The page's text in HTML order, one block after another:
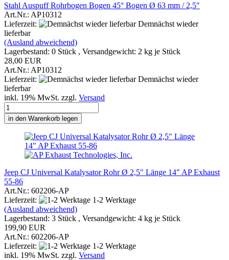
Stahl Auspuff Rohrbogen Bogen 45° Bogen Ø 63 mm / 2,5"
Art.Nr.: AP10312
Lieferzeit:
Demnächst wieder
lieferbar
(Ausland abweichend)
Lagerbestand: 0 Stück , Versandgewicht: 2 kg je Stück
28,00 EUR
Art.Nr.: AP10312
Lieferzeit:
Demnächst wieder
lieferbar
inkl. 19% MwSt. zzgl. Versand
in den Warenkorb legen
Jeep CJ Universal Katalysator Rohr Ø 2,5" Länge 14" AP Exhaust
55-86
Art.Nr.: 602206-AP
Lieferzeit:
1-2 Werktage
(Ausland abweichend)
Lagerbestand: 3 Stück , Versandgewicht: 4 kg je Stück
199,90 EUR
Art.Nr.: 602206-AP
Lieferzeit:
1-2 Werktage
inkl. 19% MwSt. zzgl. Versand